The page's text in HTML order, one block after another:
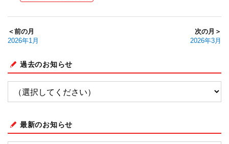
＜前の月
2026年1月
次の月＞
2026年3月
過去のお知らせ
最新のお知らせ